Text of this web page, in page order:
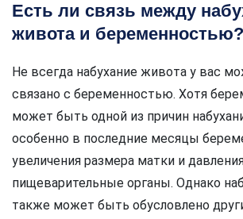
Есть ли связь между
живота и беременностью?
Не всегда набухание живота у вас
связано с беременностью. Хотя
может быть одной из причин
особенно в последние месяцы
увеличения размера матки и
пищеварительные органы. Однако
также может быть обусловлено